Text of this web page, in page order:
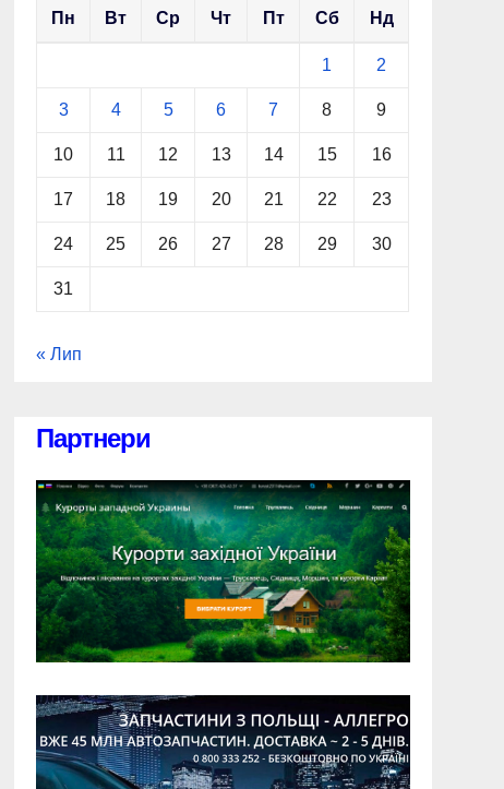
Пн Вт Ср Чт Пт Сб Нд
1 2
3 4 5 6 7 8 9
10 11 12 13 14 15 16
17 18 19 20 21 22 23
24 25 26 27 28 29 30
31
« Лип
Партнери